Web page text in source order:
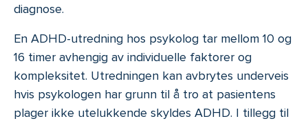
diagnose.
En ADHD-utredning hos psykolog tar mellom 10 og
16 timer avhengig av individuelle faktorer og
kompleksitet. Utredningen kan avbrytes underveis
hvis psykologen har grunn til å tro at pasientens
plager ikke utelukkende skyldes ADHD. I tillegg til